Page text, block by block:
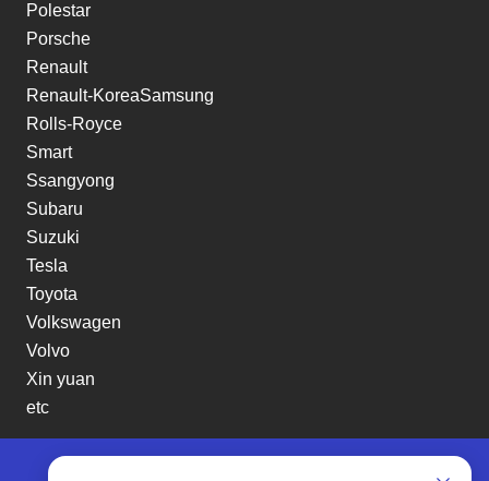
Polestar
Porsche
Renault
Renault-KoreaSamsung
Rolls-Royce
Smart
Ssangyong
Subaru
Suzuki
Tesla
Toyota
Volkswagen
Volvo
Xin yuan
etc